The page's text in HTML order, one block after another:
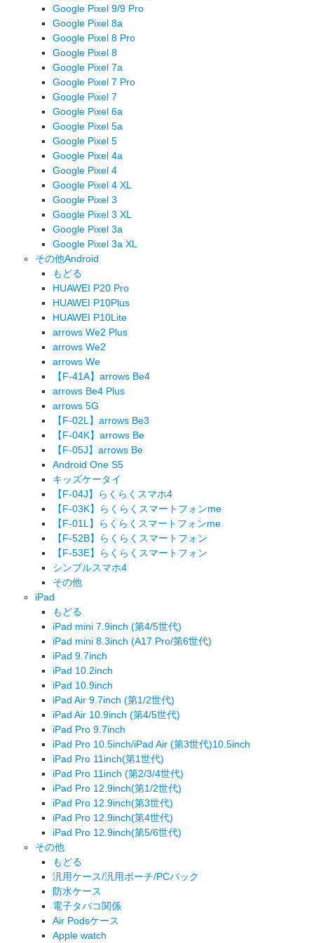
Google Pixel 9/9 Pro
Google Pixel 8a
Google Pixel 8 Pro
Google Pixel 8
Google Pixel 7a
Google Pixel 7 Pro
Google Pixel 7
Google Pixel 6a
Google Pixel 5a
Google Pixel 5
Google Pixel 4a
Google Pixel 4
Google Pixel 4 XL
Google Pixel 3
Google Pixel 3 XL
Google Pixel 3a
Google Pixel 3a XL
その他Android
もどる
HUAWEI P20 Pro
HUAWEI P10Plus
HUAWEI P10Lite
arrows We2 Plus
arrows We2
arrows We
【F-41A】arrows Be4
arrows Be4 Plus
arrows 5G
【F-02L】arrows Be3
【F-04K】arrows Be
【F-05J】arrows Be
Android One S5
キッズケータイ
【F-04J】らくらくスマホ4
【F-03K】らくらくスマートフォンme
【F-01L】らくらくスマートフォンme
【F-52B】らくらくスマートフォン
【F-53E】らくらくスマートフォン
シンプルスマホ4
その他
iPad
もどる
iPad mini 7.9inch (第4/5世代)
iPad mini 8.3inch (A17 Pro/第6世代)
iPad 9.7inch
iPad 10.2inch
iPad 10.9inch
iPad Air 9.7inch (第1/2世代)
iPad Air 10.9inch (第4/5世代)
iPad Pro 9.7inch
iPad Pro 10.5inch/iPad Air (第3世代)10.5inch
iPad Pro 11inch(第1世代)
iPad Pro 11inch (第2/3/4世代)
iPad Pro 12.9inch(第1/2世代)
iPad Pro 12.9inch(第3世代)
iPad Pro 12.9inch(第4世代)
iPad Pro 12.9inch(第5/6世代)
その他
もどる
汎用ケース/汎用ポーチ/PCバック
防水ケース
電子タバコ関係
Air Podsケース
Apple watch